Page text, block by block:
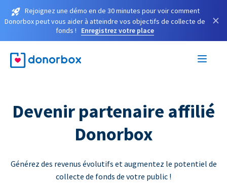
Rejoignez une démo en de 30 minutes pour voir comment
Donorbox peut vous aider à atteindre vos objectifs de collecte de
fonds !
Enregistrez votre place
×
Devenir partenaire affilié
Donorbox
Générez des revenus évolutifs et augmentez le potentiel de
collecte de fonds de votre public !